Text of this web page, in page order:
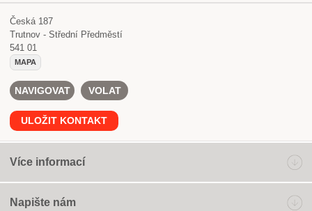
Česká 187
Trutnov - Střední Předměstí
541 01
MAPA
NAVIGOVAT VOLAT
ULOŽIT KONTAKT
Více informací
Napište nám